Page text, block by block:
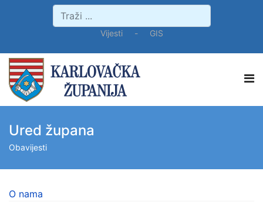
Vijesti- GIS
Ured župana
Obavijesti
O nama